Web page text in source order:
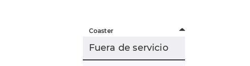
Coaster
Fuera de servicio